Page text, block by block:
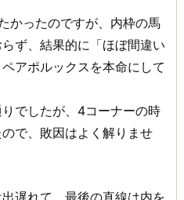
かったのですが、内枠の馬
ず、結果的に「ほぼ間違い
アポルックスを本命にして
でしたが、4コーナーの時
で、敗因はよく解りませ